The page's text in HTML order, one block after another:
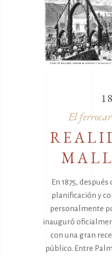
El
En 1875,
planificación y
personalmente
inauguró
con una gran
público. Entre